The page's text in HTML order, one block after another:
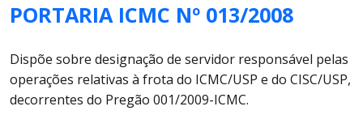
PORTARIA ICMC Nº 013/2008
Dispõe sobre designação de servidor responsável pelas
operações relativas à frota do ICMC/USP e do CISC/USP,
decorrentes do Pregão 001/2009-ICMC.